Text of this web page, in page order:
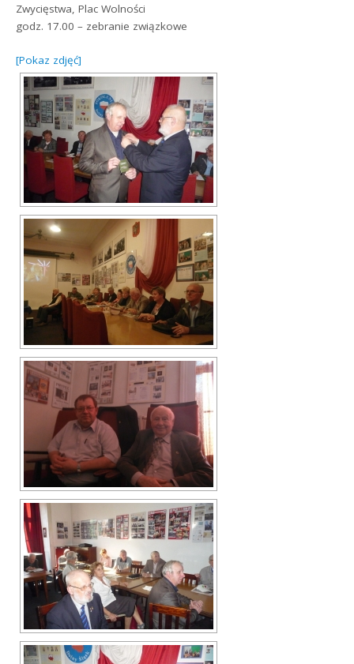
Zwycięstwa, Plac Wolności
godz. 17.00 – zebranie związkowe
[Pokaz zdjęć]